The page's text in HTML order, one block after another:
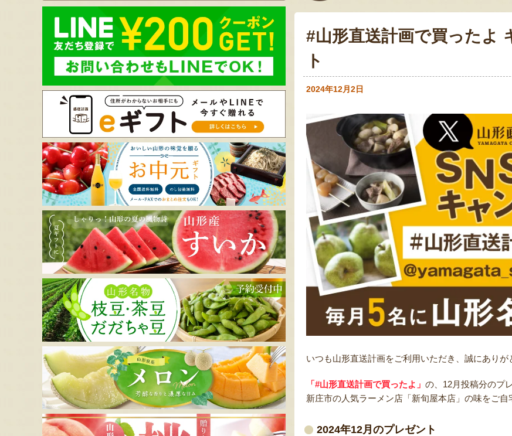
#山形直送計画で買ったよ
ト
2024年12月2日
いつも山形直送計画をご利用いただき、誠にありが
「#山形直送計画で買ったよ」 の、12月投稿分のプ
新庄市の人気ラーメン店「新旬屋本店」の味をご自
2024年12月のプレゼント